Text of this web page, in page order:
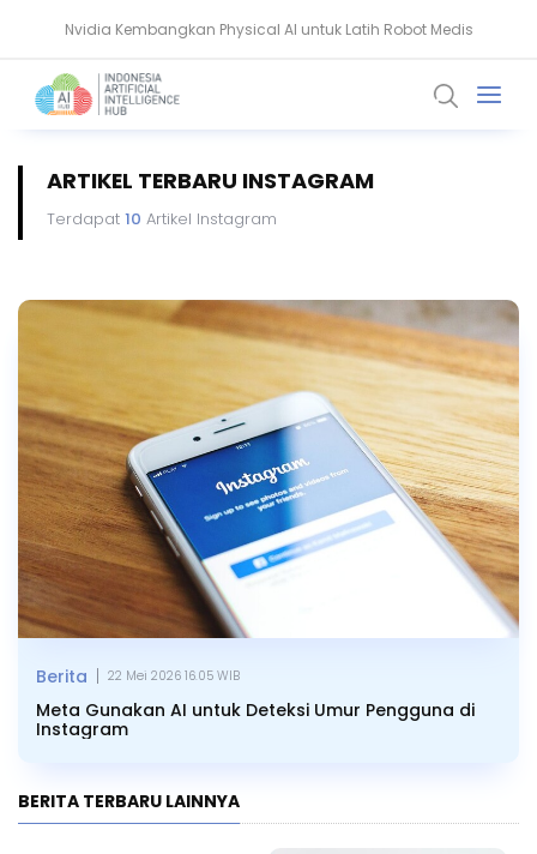
AMD Gandeng Core Scientific Bangun Infrastruktur AI Raksasa
ARTIKEL TERBARU INSTAGRAM
Terdapat 10 Artikel Instagram
Meta Gunakan AI untuk Deteksi Umur Pengguna di
Instagram
Berita | 22 Mei 2026 16.05 WIB
BERITA TERBARU LAINNYA